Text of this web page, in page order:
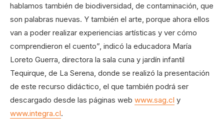
hablamos también de biodiversidad, de contaminación, que
son palabras nuevas. Y también el arte, porque ahora ellos
van a poder realizar experiencias artísticas y ver cómo
comprendieron el cuento”, indicó la educadora María
Loreto Guerra, directora la sala cuna y jardín infantil
Tequirque, de La Serena, donde se realizó la presentación
de este recurso didáctico, el que también podrá ser
descargado desde las páginas web www.sag.cl y
www.integra.cl.